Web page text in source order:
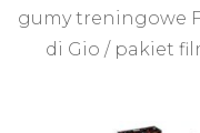
gumy treningowe
di Gio / pakiet